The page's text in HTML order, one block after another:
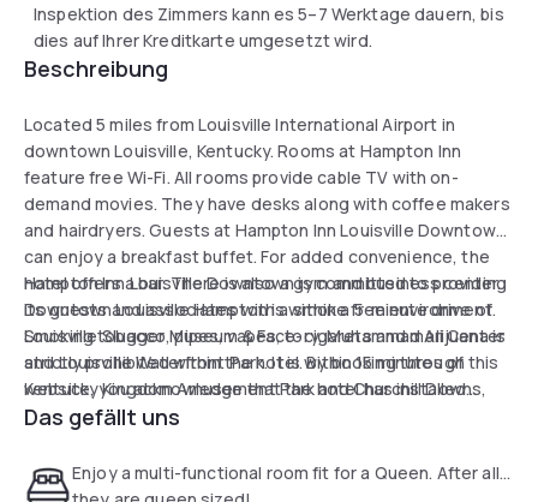
Inspektion des Zimmers kann es 5–7 Werktage dauern, bis
dies auf Ihrer Kreditkarte umgesetzt wird.
Beschreibung
Located 5 miles from Louisville International Airport in
downtown Louisville, Kentucky. Rooms at Hampton Inn
feature free Wi-Fi. All rooms provide cable TV with on-
demand movies. They have desks along with coffee makers
and hairdryers. Guests at Hampton Inn Louisville Downtown
can enjoy a breakfast buffet. For added convenience, the
hotel offers a bar. There is also a gym and business center.
Downtown Louisville Hampton is within a 5-minute drive of
Louisville Slugger Museum & Factory, Muhammad Ali Center
and Louisville Waterfront Park. It is within 15 minutes of
Kentucky Kingdom Amusement Park and Churchill Downs,
home of the Kentucky Derby.
Hampton Inn Louisville Downtown is committed to providing
its guests and associates with a smoke free environment.
Smoking tobacco, pipes, vapes, e-cigarets and marijuana is
strictly prohibited within the hotel. By booking through this
website, you acknowledge that the hotel has installed
smoking detection sensors provided by Rest in its rooms.
respond to smoking events without disrupting your stay.
You hereby agree and consent to the use of such sensor in
Das gefällt uns
Enjoy a multi-functional room fit for a Queen. After all...